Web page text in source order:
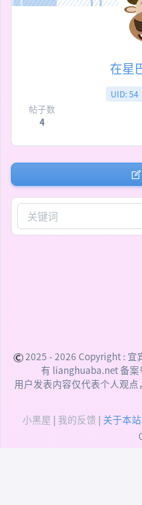
在星
UID: 54
帖子数
4
2025 - 2026 Copyright : 宜
有 lianghuaba.net 备案
用户发表内容仅代表个人观
小黑屋 | 我的反馈 | 关于本站